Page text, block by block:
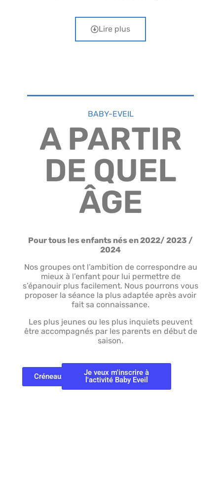
Lire plus
BABY-EVEIL
A PARTIR
DE QUEL
ÂGE
Pour tous les enfants nés en 2022/ 2023 /
2024
Nos groupes ont l’ambition de correspondre au
mieux à l’enfant pour lui permettre de
s’épanouir plus facilement. Nous pourrons vous
proposer la séance la plus adaptée après avoir
fait sa connaissance.
Les plus jeunes ou les plus inquiets peuvent
être accompagnés par les parents en début de
saison.
Créneaux
Je veux m'inscrire à
l'activité Baby Eveil